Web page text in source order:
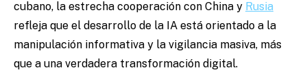
cubano, la estrecha cooperación con China y Rusia
refleja que el desarrollo de la IA está orientado a la
manipulación informativa y la vigilancia masiva, más
que a una verdadera transformación digital.